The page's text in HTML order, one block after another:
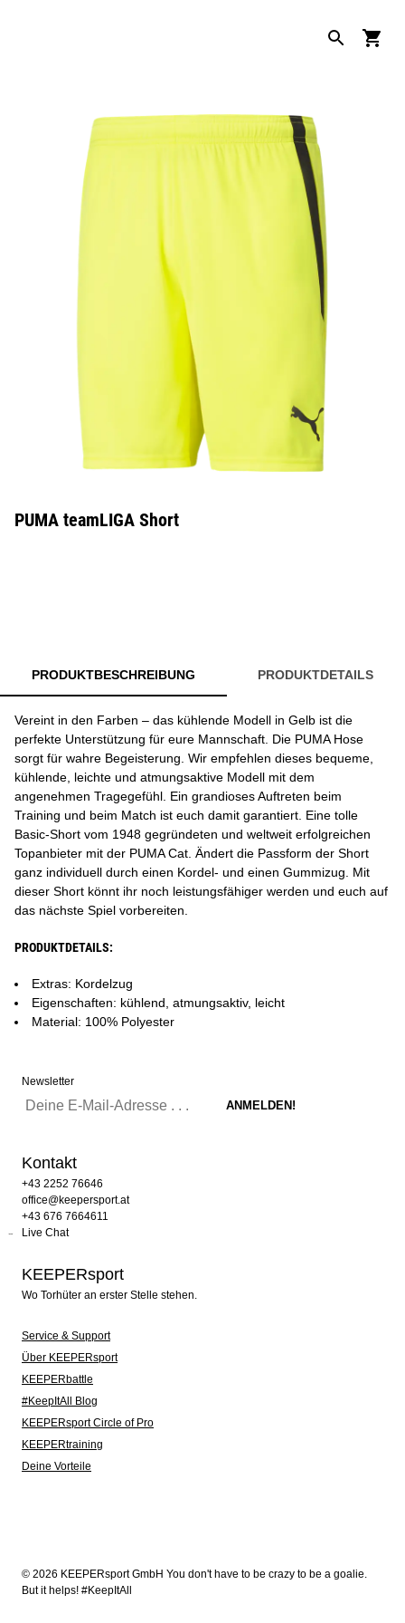
PUMA teamLIGA Short
PRODUKTBESCHREIBUNG PRODUKTDETAILS
Vereint in den Farben – das kühlende Modell in Gelb ist die
perfekte Unterstützung für eure Mannschaft. Die PUMA Hose
sorgt für wahre Begeisterung. Wir empfehlen dieses bequeme,
kühlende, leichte und atmungsaktive Modell mit dem
angenehmen Tragegefühl. Ein grandioses Auftreten beim
Training und beim Match ist euch damit garantiert. Eine tolle
Basic-Short vom 1948 gegründeten und weltweit erfolgreichen
Topanbieter mit der PUMA Cat. Ändert die Passform der Short
ganz individuell durch einen Kordel- und einen Gummizug. Mit
dieser Short könnt ihr noch leistungsfähiger werden und euch auf
das nächste Spiel vorbereiten.
PRODUKTDETAILS:
Extras: Kordelzug
Eigenschaften: kühlend, atmungsaktiv, leicht
Material: 100% Polyester
Newsletter
Kontakt
+43 2252 76646
office@keepersport.at
+43 676 7664611
Live Chat
KEEPERsport
Wo Torhüter an erster Stelle stehen.
Service & Support
Über KEEPERsport
KEEPERbattle
#KeepItAll Blog
KEEPERsport Circle of Pro
KEEPERtraining
Deine Vorteile
© 2026 KEEPERsport GmbH You don't have to be crazy to be a goalie.
But it helps! #KeepItAll